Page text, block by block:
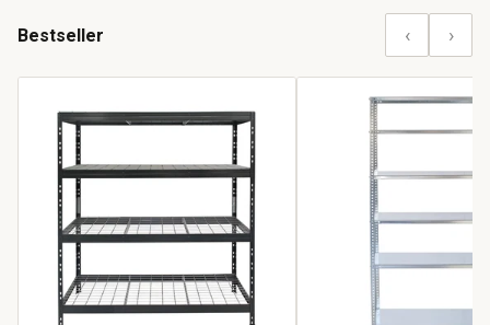
Bestseller ‹ ›